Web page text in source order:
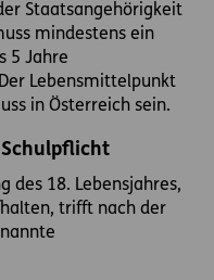
Staatsangehörigkeit
mindestens ein
5 Jahre
Lebensmittelpunkt
in Österreich sein.
des 18. Lebensjahres,
trifft nach der